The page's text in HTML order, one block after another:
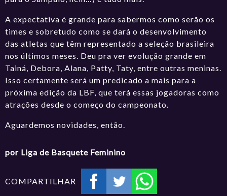
A expectativa é grande para sabermos como serão os
times e sobretudo como se dará o desenvolvimento
das atletas que têm representado a seleção brasileira
nos últimos meses. Deu pra ver evolução grande em
Tainá, Debora, Alana, Patty, Taty, entre outras meninas.
Isso certamente será um predicado a mais para a
próxima edição da LBF, que terá essas jogadoras como
atrações desde o começo do campeonato.
Aguardemos novidades, então.
por Liga de Basquete Feminino
COMPARTILHAR